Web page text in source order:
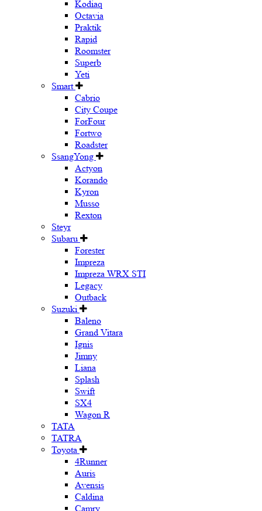
Kodiaq
Octavia
Praktik
Rapid
Roomster
Superb
Yeti
Smart
Cabrio
City Coupe
ForFour
Fortwo
Roadster
SsangYong
Actyon
Korando
Kyron
Musso
Rexton
Steyr
Subaru
Forester
Impreza
Impreza WRX STI
Legacy
Outback
Suzuki
Baleno
Grand Vitara
Ignis
Jimny
Liana
Splash
Swift
SX4
Wagon R
TATA
TATRA
Toyota
4Runner
Auris
Avensis
Caldina
Camry